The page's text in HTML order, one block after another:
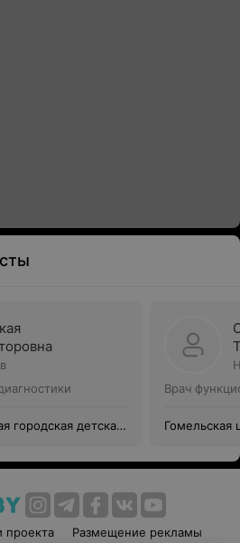
городская детская
Врач
Гомельская
проекта
Размещение рекламы